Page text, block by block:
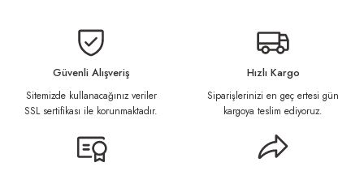
yetersiz gördüğünüz noktaları öneri formunu kullanarak tarafımıza
Görüş ve önerileriniz için teşekkür ederiz.
Ürün resmi kalitesiz, bozuk veya görüntülenemiyor.
Ürün bilgilerinde hatalar bulunuyor.
Güvenli Alışveriş
Sitemizde kullanacağınız veriler
SSL sertifikası ile korunmaktadır.
Hızlı Kargo
Siparişlerinizi en geç ertesi gün
kargoya teslim ediyoruz.